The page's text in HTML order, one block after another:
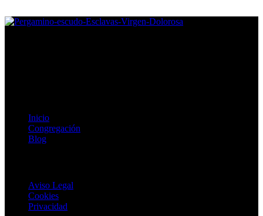
Inicio
Congregación
Blog
Aviso Legal
Cookies
Privacidad